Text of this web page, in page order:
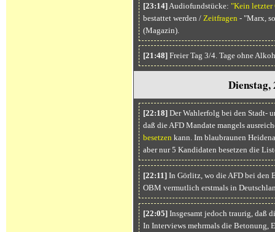
[23:14]Audiofundstücke: "Kein letzter
bestattet werden / Zeitfragen - "Marx,
(Magazin).
[21:48]Freier Tag 3/4. Tage ohne
Dienstag,
[22:18]Der Wahlerfolg bei den Stadt-
daß die AFD Mandate mangels
besetzen kann. Im blaubraunen
aber nur 5 Kandidaten besetzen die
[22:11]In Görlitz, wo die AFD bei den
OBM vermutlich erstmals in
[22:05]Insgesamt jedoch traurig, daß
In Interviews mehrmals die Betonung,